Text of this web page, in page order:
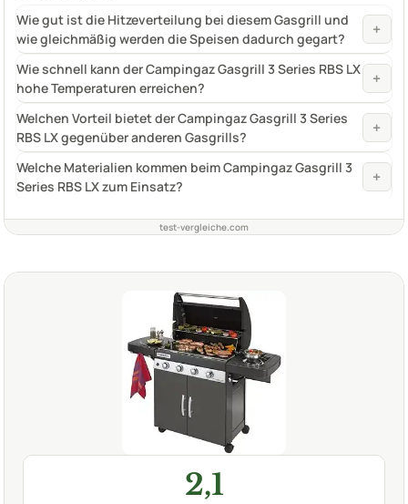
Wie gut ist die Hitzeverteilung bei diesem Gasgrill und
wie gleichmäßig werden die Speisen dadurch gegart?
+
Wie schnell kann der Campingaz Gasgrill 3 Series RBS LX
hohe Temperaturen erreichen?
+
Welchen Vorteil bietet der Campingaz Gasgrill 3 Series
RBS LX gegenüber anderen Gasgrills?
+
Welche Materialien kommen beim Campingaz Gasgrill 3
Series RBS LX zum Einsatz?
+
test-vergleiche.com
2,1